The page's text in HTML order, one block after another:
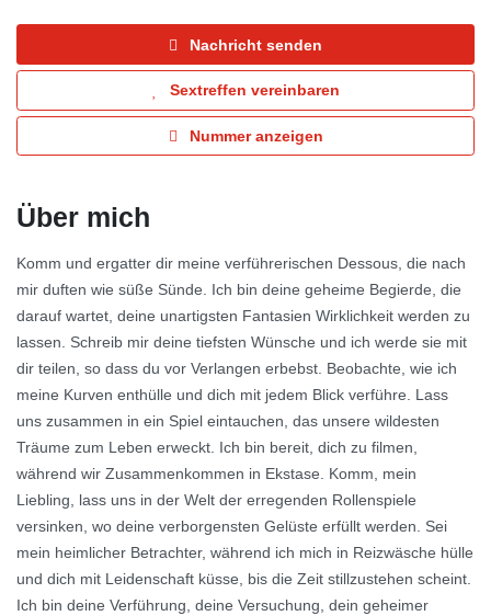
Nachricht senden
Sextreffen vereinbaren
Nummer anzeigen
Über mich
Komm und ergatter dir meine verführerischen Dessous, die nach
mir duften wie süße Sünde. Ich bin deine geheime Begierde, die
darauf wartet, deine unartigsten Fantasien Wirklichkeit werden zu
lassen. Schreib mir deine tiefsten Wünsche und ich werde sie mit
dir teilen, so dass du vor Verlangen erbebst. Beobachte, wie ich
meine Kurven enthülle und dich mit jedem Blick verführe. Lass
uns zusammen in ein Spiel eintauchen, das unsere wildesten
Träume zum Leben erweckt. Ich bin bereit, dich zu filmen,
während wir Zusammenkommen in Ekstase. Komm, mein
Liebling, lass uns in der Welt der erregenden Rollenspiele
versinken, wo deine verborgensten Gelüste erfüllt werden. Sei
mein heimlicher Betrachter, während ich mich in Reizwäsche hülle
und dich mit Leidenschaft küsse, bis die Zeit stillzustehen scheint.
Ich bin deine Verführung, deine Versuchung, dein geheimer